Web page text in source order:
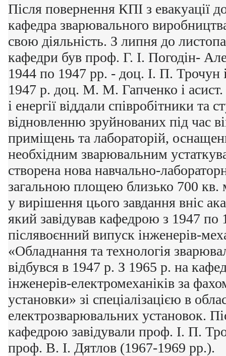
Після повернення КПІ з евакуації
кафедра зварювального
свою діяльність. З липня до
кафедри був проф. Г. І. Погодін-
1944 по 1947 рр. - доц. І. П. Трочун
1947 р. доц. М. М. Гапченко і
і енергії віддали співробітники та
відновленню зруйнованих під час
приміщень та лабораторій,
необхідним зварювальним
створена нова навчально-
загальною площею близько 700 кв.
у вирішення цього завдання вніс
який завідував кафедрою з 1947
післявоєнний випуск інженерів-
«Обладнання та технологія
відбувся в 1947 р. З 1965 р. на
інженерів-електромеханіків за
установки» зі спеціалізацією в
електрозварювальних установок.
кафедрою завідували проф. І. П.
проф. В. І. Дятлов (1967-1969 рр.).